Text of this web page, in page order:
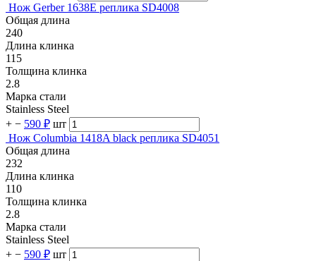
Нож Gerber 1638E реплика SD4008
Общая длина
240
Длина клинка
115
Толщина клинка
2.8
Марка стали
Stainless Steel
+ − 590 ₽ шт
Нож Columbia 1418A black реплика SD4051
Общая длина
232
Длина клинка
110
Толщина клинка
2.8
Марка стали
Stainless Steel
+ − 590 ₽ шт